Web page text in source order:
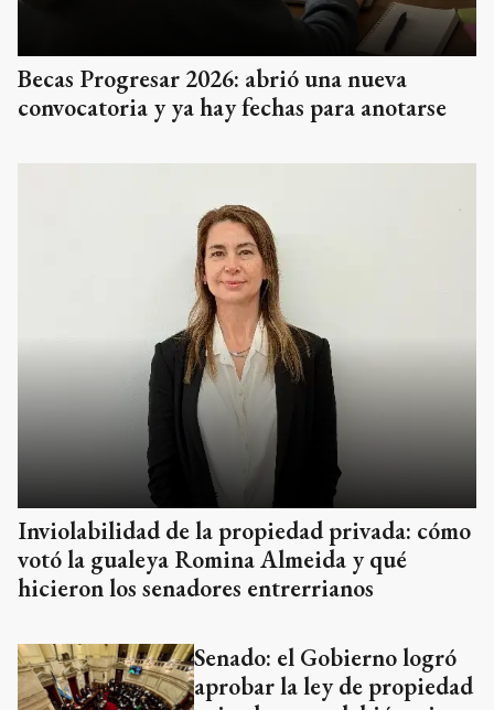
Becas Progresar 2026: abrió una nueva
convocatoria y ya hay fechas para anotarse
Inviolabilidad de la propiedad privada: cómo
votó la gualeya Romina Almeida y qué
hicieron los senadores entrerrianos
Senado: el Gobierno logró
aprobar la ley de propiedad